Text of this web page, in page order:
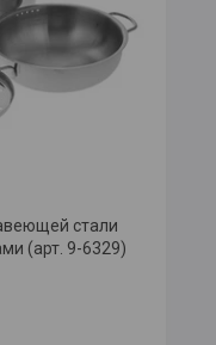
стали
(арт. 9-6329)